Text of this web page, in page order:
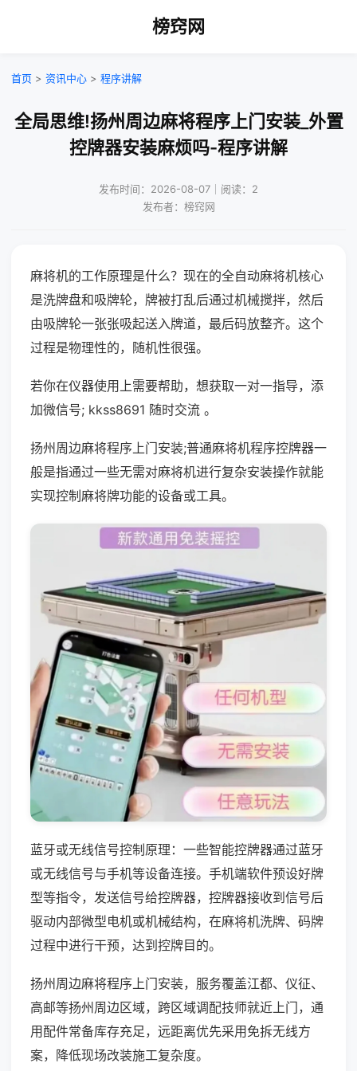
榜窍网
首页 > 资讯中心 > 程序讲解
全局思维!扬州周边麻将程序上门安装_外置
控牌器安装麻烦吗-程序讲解
发布时间：2026-08-07｜阅读：2
发布者：榜窍网
麻将机的工作原理是什么？现在的全自动麻将机核心
是洗牌盘和吸牌轮，牌被打乱后通过机械搅拌，然后
由吸牌轮一张张吸起送入牌道，最后码放整齐。这个
过程是物理性的，随机性很强。
若你在仪器使用上需要帮助，想获取一对一指导，添
加微信号; kkss8691 随时交流 。
扬州周边麻将程序上门安装;普通麻将机程序控牌器一
般是指通过一些无需对麻将机进行复杂安装操作就能
实现控制麻将牌功能的设备或工具。
蓝牙或无线信号控制原理：一些智能控牌器通过蓝牙
或无线信号与手机等设备连接。手机端软件预设好牌
型等指令，发送信号给控牌器，控牌器接收到信号后
驱动内部微型电机或机械结构，在麻将机洗牌、码牌
过程中进行干预，达到控牌目的。
扬州周边麻将程序上门安装，服务覆盖江都、仪征、
高邮等扬州周边区域，跨区域调配技师就近上门，通
用配件常备库存充足，远距离优先采用免拆无线方
案，降低现场改装施工复杂度。